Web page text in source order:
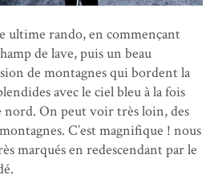
ultime rando, en commençant
de lave, puis un beau
de montagnes qui bordent la
avec le ciel bleu à la fois
nord. On peut voir très loin, des
C’est magnifique ! nous
marqués en redescendant par le